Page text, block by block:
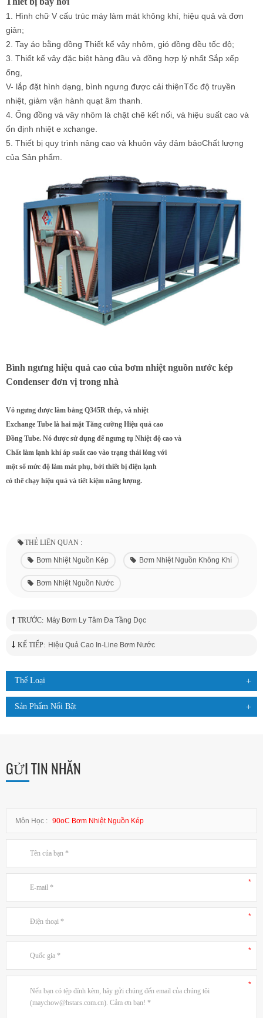
1. Hình chữ V cấu trúc máy làm mát không khí, hiệu quả và đơn
giản;
2. Tay áo bằng đồng Thiết kế vây nhôm, gió đồng đều tốc độ;
3. Thiết kế vây đặc biệt hàng đầu và đồng hợp lý nhất Sắp xếp
ống,
V- lắp đặt hình dạng, bình ngưng được cải thiệnTốc độ truyền
nhiệt, giảm vận hành quạt âm thanh.
4. Ống đồng và vây nhôm là chặt chẽ kết nối, và hiệu suất cao và
ổn định nhiệt e xchange.
5. Thiết bị quy trình nâng cao và khuôn vây đảm bảoChất lượng
của Sản phẩm.
Bình ngưng hiệu quả cao của bơm nhiệt nguồn nước kép
Condenser đơn vị trong nhà
Vỏ ngưng được làm bằng Q345R thép, và nhiệt
Exchange Tube là hai mặt Tăng cường Hiệu quả cao
Đồng Tube. Nó được sử dụng để ngưng tụ Nhiệt độ cao và
Chất làm lạnh khí áp suất cao vào trạng thái lỏng với
một số mức độ làm mát phụ, bởi thiết bị điện lạnh
có thể chạy hiệu quả và tiết kiệm năng lượng.
THẺ LIÊN QUAN :
Bơm Nhiệt Nguồn Kép Bơm Nhiệt Nguồn Không Khí
Bơm Nhiệt Nguồn Nước
TRƯỚC: Máy Bơm Ly Tâm Đa Tầng Dọc
KẾ TIẾP: Hiệu Quả Cao In-Line Bơm Nước
Thể Loại
Sản Phẩm Nổi Bật
GỬI TIN NHẮN
Môn Học : 90oC Bơm Nhiệt Nguồn Kép